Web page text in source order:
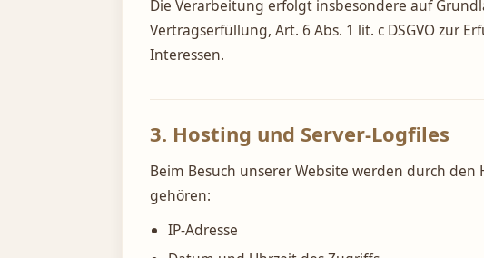
Die Verarbeitung erfolgt insbesondere auf
Vertragserfüllung, Art. 6 Abs. 1 lit. c DSGVO zur
Interessen.
3. Hosting und Server-Logfiles
Beim Besuch unserer Website werden durch
gehören:
IP-Adresse